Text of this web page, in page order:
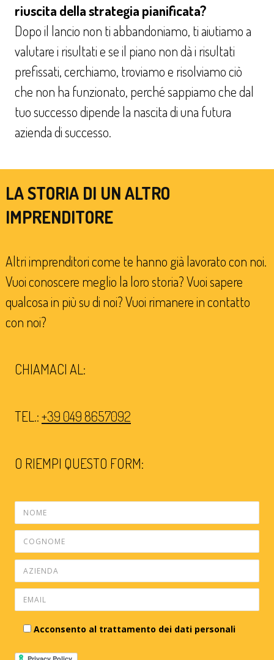
riuscita della strategia pianificata?
Dopo il lancio non ti abbandoniamo, ti aiutiamo a
valutare i risultati e se il piano non dà i risultati
prefissati, cerchiamo, troviamo e risolviamo ciò
che non ha funzionato, perché sappiamo che dal
tuo successo dipende la nascita di una futura
azienda di successo.
LA STORIA DI UN ALTRO
IMPRENDITORE
Altri imprenditori come te hanno già lavorato con noi.
Vuoi conoscere meglio la loro storia? Vuoi sapere
qualcosa in più su di noi? Vuoi rimanere in contatto
con noi?
CHIAMACI AL:
TEL.:+39 049 8657092
O RIEMPI QUESTO FORM:
Acconsento al trattamento dei dati personali